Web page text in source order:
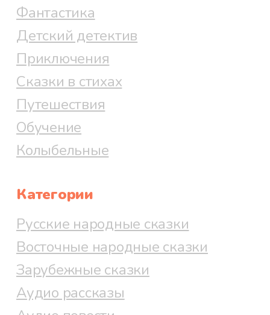
Фантастика
Детский детектив
Приключения
Сказки в стихах
Путешествия
Обучение
Колыбельные
Категории
Русские народные сказки
Восточные народные сказки
Зарубежные сказки
Аудио рассказы